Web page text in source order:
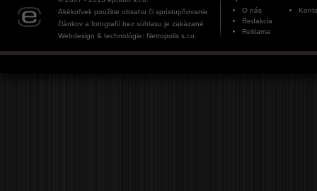
Akékoľvek použitie obsahu či sprístupňovanie
článkov a fotografií bez súhlasu je zakázané
Webdesign & technológie: Netropolis s.r.o.
O nás
Redakcia
Reklama